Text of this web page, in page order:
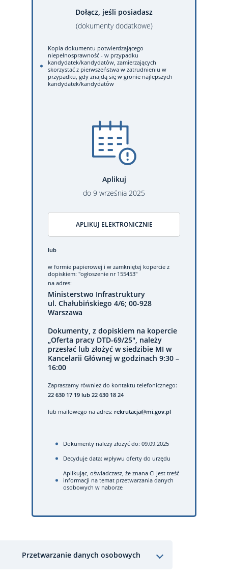
Dołącz, jeśli posiadasz
(dokumenty dodatkowe)
Kopia dokumentu potwierdzającego
niepełnosprawność - w przypadku
kandydatek/kandydatów, zamierzających
skorzystać z pierwszeństwa w zatrudnieniu w
przypadku, gdy znajdą się w gronie najlepszych
kandydatek/kandydatów
Aplikuj
do 9 września 2025
APLIKUJ ELEKTRONICZNIE
lub
w formie papierowej i w zamkniętej kopercie z
dopiskiem: "ogłoszenie nr 155453"
na adres:
Ministerstwo Infrastruktury
ul. Chałubińskiego 4/6; 00-928
Warszawa
Dokumenty, z dopiskiem na kopercie
„Oferta pracy DTD-69/25", należy
przesłać lub złożyć w siedzibie MI w
Kancelarii Głównej w godzinach 9:30 –
16:00
Zapraszamy również do kontaktu telefonicznego:
22 630 17 19 lub 22 630 18 24
lub mailowego na adres: rekrutacja@mi.gov.pl
Dokumenty należy złożyć do: 09.09.2025
Decyduje data: wpływu oferty do urzędu
Aplikując, oświadczasz, że znana Ci jest treść
informacji na temat przetwarzania danych
osobowych w naborze
Przetwarzanie danych osobowych